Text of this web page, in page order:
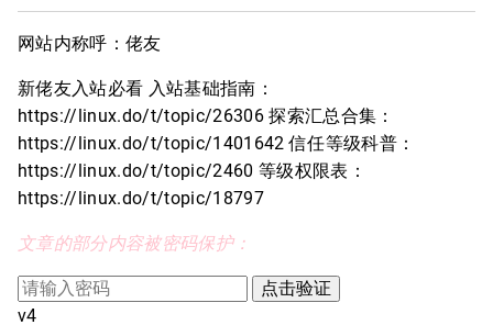
网站内称呼：佬友
新佬友入站必看 入站基础指南：
https://linux.do/t/topic/26306 探索汇总合集：
https://linux.do/t/topic/1401642 信任等级科普：
https://linux.do/t/topic/2460 等级权限表：
https://linux.do/t/topic/18797
文章的部分内容被密码保护：
v4